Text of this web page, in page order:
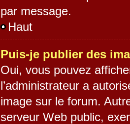
par message.
Haut
Puis-je publier des
Oui, vous pouvez
l’administrateur a
image sur le forum.
serveur Web public,